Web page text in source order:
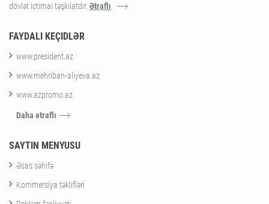
dövlət ictimai təşkilatdır. Ətraflı
FAYDALI KEÇIDLƏR
www.president.az
www.mehriban-aliyeva.az
www.azpromo.az
Daha ətraflı
SAYTIN MENYUSU
Əsas səhifə
Kommersiya təklifləri